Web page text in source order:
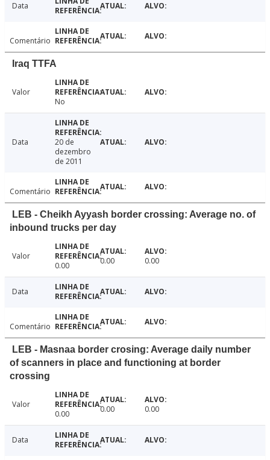
Data
Comentário
Iraq TTFA
Valor
No
Data
20 de
dezembro
de 2011
Comentário
LEB - Cheikh Ayyash border crossing: Average no. of
inbound trucks per day
Valor
0.00
0.00 0.00
Data
Comentário
LEB - Masnaa border crosing: Average daily number
of scanners in place and functioning at border
crossing
Valor
0.00
0.00 0.00
Data